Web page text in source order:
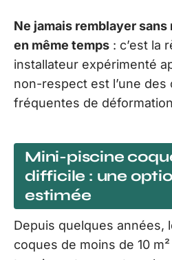
Ne jamais remblayer
en même temps : c’est la
installateur expérimenté
non-respect est l’une des
fréquentes de
Mini-piscine
difficile : une
estimée
Depuis quelques années,
coques de moins de 10